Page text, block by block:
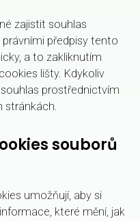
zajistit souhlas
předpisy tento
a to zakliknutím
lišty. Kdykoliv
prostřednictvím
stránkách.
souborů
umožňují, aby si
které mění, jak